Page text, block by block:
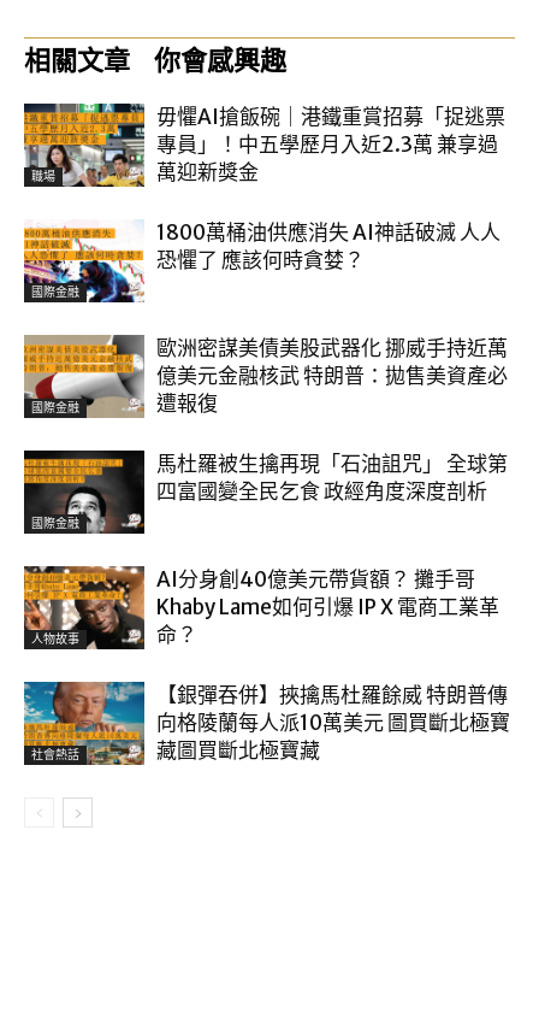
相關文章 你會感興趣
職場
毋懼AI搶飯碗｜港鐵重賞招募「捉逃票
專員」！中五學歷月入近2.3萬 兼享過
萬迎新獎金
國際金融
1800萬桶油供應消失 AI神話破滅 人人
恐懼了 應該何時貪婪？
國際金融
歐洲密謀美債美股武器化 挪威手持近萬
億美元金融核武 特朗普：拋售美資產必
遭報復
國際金融
馬杜羅被生擒再現「石油詛咒」 全球第
四富國變全民乞食 政經角度深度剖析
人物故事
AI分身創40億美元帶貨額？ 攤手哥
Khaby Lame如何引爆 IP X 電商工業革
命？
社會熱話
【銀彈吞併】挾擒馬杜羅餘威 特朗普傳
向格陵蘭每人派10萬美元 圖買斷北極寶
藏圖買斷北極寶藏